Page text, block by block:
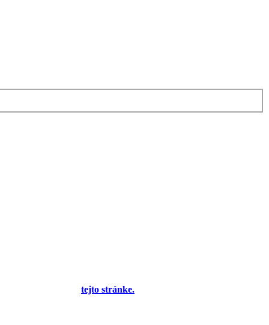
tejto stránke.